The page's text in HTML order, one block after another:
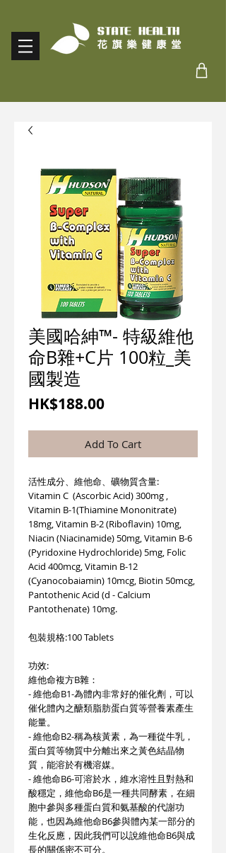
美國哈紳™- 特級維他
命B雜+C片 100粒_美
國製造
HK$188.00價
Add To Cart
活性成分、維他命、礦物質含量:
Vitamin C (Ascorbic Acid) 300mg ,
Vitamin B-1(Thiamine Mononitrate)
18mg, Vitamin B-2 (Riboflavin) 10mg,
Niacin (Niacinamide) 50mg, Vitamin B-6
(Pyridoxine Hydrochloride) 5mg, Folic
Acid 400mcg, Vitamin B-12
(Cyanocobaiamin) 10mcg, Biotin 50mcg,
Pantothenic Acid (d - Calcium
Pantothenate) 10mg.
包裝規格:100 Tablets
功效:
維他命複方B雜：
- 維他命B1-為體內非常好的催化劑，可以
催化體內之醣類脂肪蛋白質等營養素產生
能量。
- 維他命B2-稱為核黃素，為一種從牛乳，
蛋白質等物質中分離出來之黃色結晶物
質，能溶於有機溶媒。
- 維他命B6-可溶於水，維水溶性且對熱和
酸穩定，維他命B6是一種共同酵素，在細
胞中參與多種蛋白質和氨基酸的代謝功
能，也因為維他命B6參與體內某一部分的
生化反應，因此我們可以說維他命B6與成
長的關係密不可分。